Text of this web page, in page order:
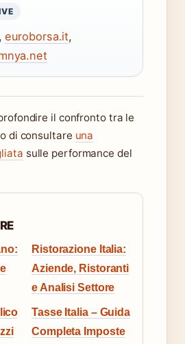
,euroborsa.it,
il confronto tra le
di consultare una
sulle performance del
Ristorazione Italia:
Aziende, Ristoranti
e Analisi Settore
Tasse Italia – Guida
Completa Imposte